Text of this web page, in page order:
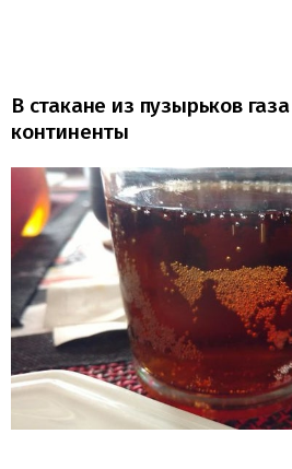
В стакане из пузырьков
континенты